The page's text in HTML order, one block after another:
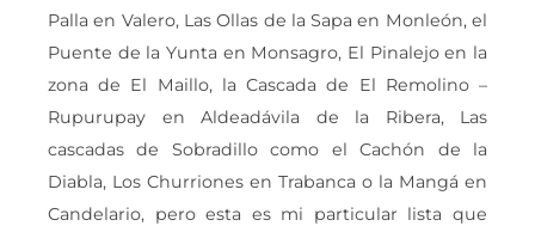
Palla en Valero, Las Ollas de la Sapa en Monleón, el
Puente de la Yunta en Monsagro, El Pinalejo en la
zona de El Maillo, la Cascada de El Remolino –
Rupurupay en Aldeadávila de la Ribera, Las
cascadas de Sobradillo como el Cachón de la
Diabla, Los Churriones en Trabanca o la Mangá en
Candelario, pero esta es mi particular lista que